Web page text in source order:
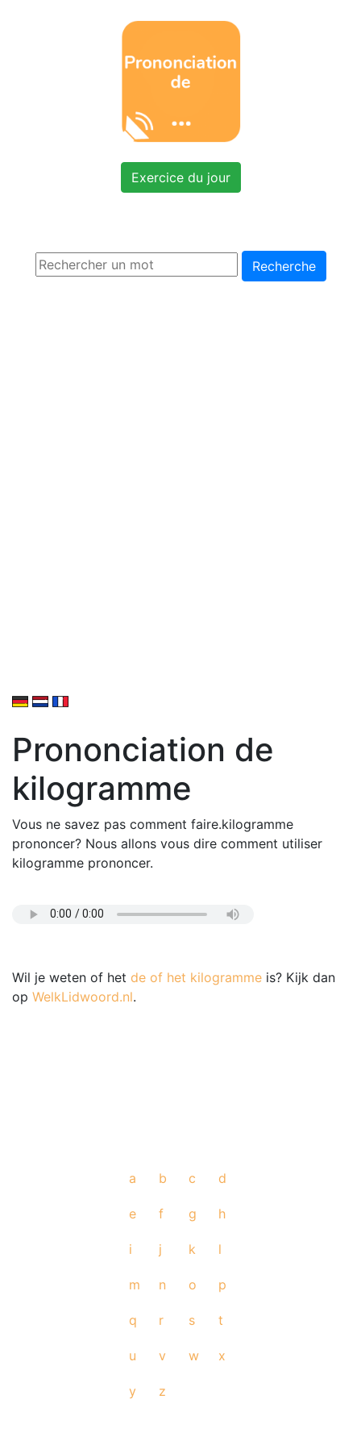
Exercice du jour
Recherche
Prononciation de
kilogramme
Vous ne savez pas comment faire.kilogramme
prononcer? Nous allons vous dire comment utiliser
kilogramme prononcer.
Wil je weten of het de of het kilogramme is? Kijk dan
op WelkLidwoord.nl.
a b c d
e f g h
i j k l
m n o p
q r s t
u v w x
y z